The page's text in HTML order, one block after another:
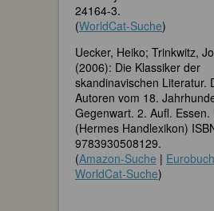
24164-3.
(WorldCat-Suche)
Uecker, Heiko; Trinkwitz,
(2006): Die Klassiker der
skandinavischen Literatur.
Autoren vom 18.
Gegenwart. 2. Aufl.
(Hermes Handlexikon)
9783930508129.
(Amazon-Suche |
WorldCat-Suche)